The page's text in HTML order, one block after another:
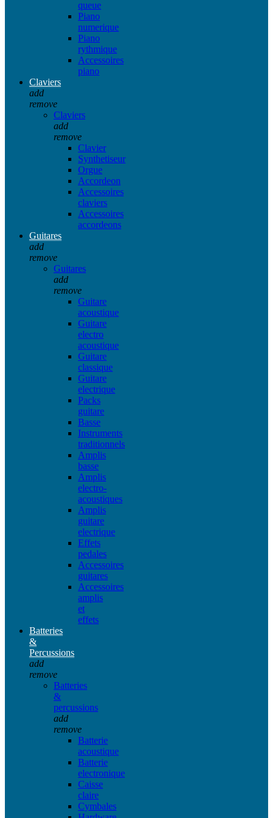
queue
Piano
numerique
Piano
rythmique
Accessoires
piano
Claviers
add
remove
Claviers
add
remove
Clavier
Synthetiseur
Orgue
Accordeon
Accessoires
claviers
Accessoires
accordeons
Guitares
add
remove
Guitares
add
remove
Guitare
acoustique
Guitare
electro
acoustique
Guitare
classique
Guitare
electrique
Packs
guitare
Basse
Instruments
traditionnels
Amplis
basse
Amplis
electro-
acoustiques
Amplis
guitare
electrique
Effets
pedales
Accessoires
guitares
Accessoires
amplis
et
effets
Batteries
&
Percussions
add
remove
Batteries
&
percussions
add
remove
Batterie
acoustique
Batterie
electronique
Caisse
claire
Cymbales